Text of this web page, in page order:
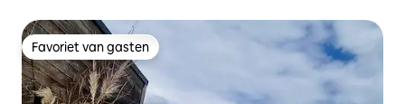
Favoriet van gasten
Favoriet van gasten